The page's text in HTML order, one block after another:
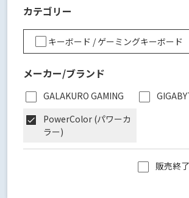
カテゴリー
キーボード / ゲーミングキーボード
メーカー/ブランド
GALAKURO GAMING
PowerColor (パワーカ
ラー)
販売終